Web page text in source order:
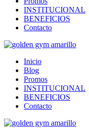
INSTITUCIONAL
BENEFICIOS
Contacto
Inicio
Blog
Promos
INSTITUCIONAL
BENEFICIOS
Contacto